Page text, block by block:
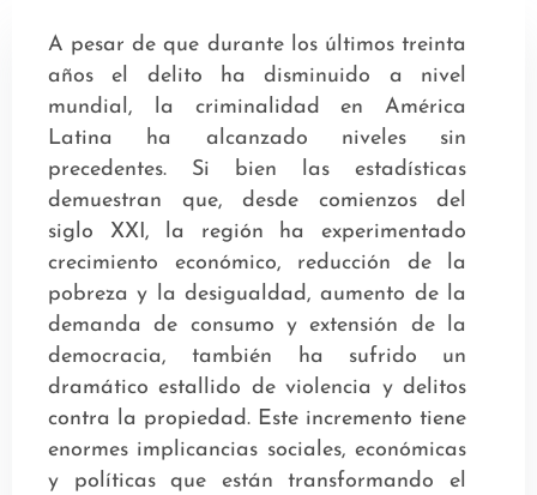
A pesar de que durante los últimos treinta
años el delito ha disminuido a nivel
mundial, la criminalidad en América
Latina ha alcanzado niveles sin
precedentes. Si bien las estadísticas
demuestran que, desde comienzos del
siglo XXI, la región ha experimentado
crecimiento económico, reducción de la
pobreza y la desigualdad, aumento de la
demanda de consumo y extensión de la
democracia, también ha sufrido un
dramático estallido de violencia y delitos
contra la propiedad. Este incremento tiene
enormes implicancias sociales, económicas
y políticas que están transformando el